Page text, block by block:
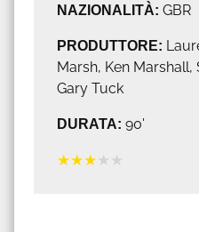
NAZIONALITÀ: GBR
PRODUTTORE:
Marsh, Ken Marshall,
Gary Tuck
DURATA: 90'
★★★ ★ ★